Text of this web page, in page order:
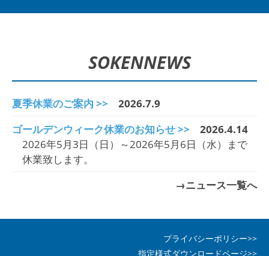
SOKENNEWS
夏季休業のご案内 >> 2026.7.9
ゴールデンウィーク休業のお知らせ >> 2026.4.14
2026年5月3日（日）～2026年5月6日（水）まで
休業致します。
→ニュース一覧へ
プライバシーポリシー>>
指定様式ダウンロードページ>>